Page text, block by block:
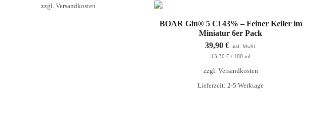
zzgl. Versandkosten
In den Warenkorb
BOAR Gin® 5 Cl 43% – Feiner Keiler im
Miniatur 6er Pack
39,90 € inkl. MwSt.
13,30 €/ 100 ml
zzgl. Versandkosten
Lieferzeit: 2-5 Werktage